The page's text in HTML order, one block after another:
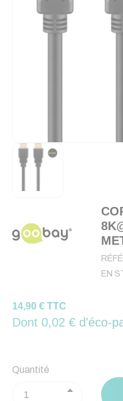
EN
14,90 € TTC
Dont 0,02 € d'éco-
Quantité